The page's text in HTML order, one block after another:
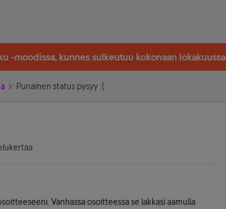
-moodissa, kunnes sulkeutuu kokonaan lokakuussa
Punainen status pysyy :(
Vanhassa osoitteessa se lakkasi aamulla